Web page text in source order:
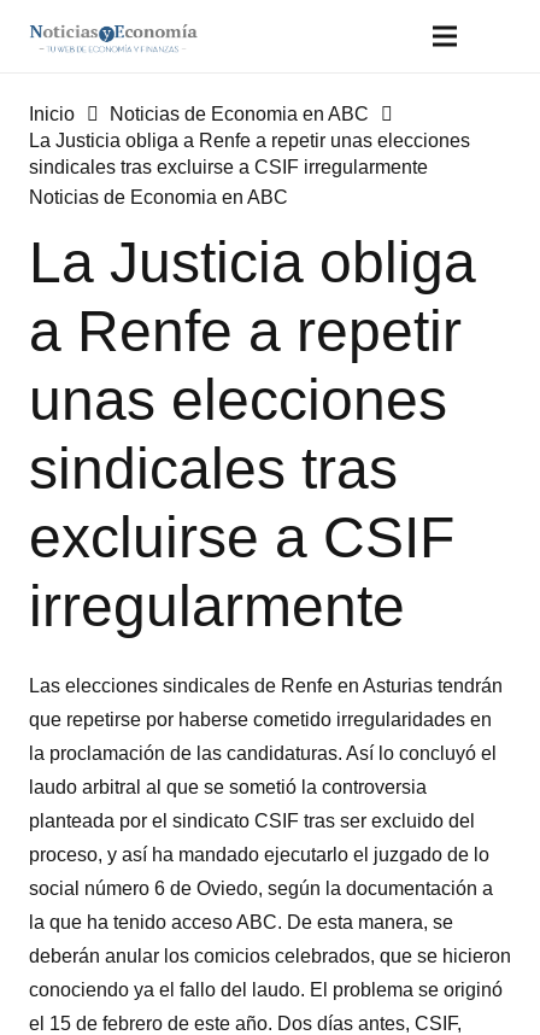
Inicio
Noticias de Economia en ABC
La Justicia obliga a Renfe a repetir unas elecciones
sindicales tras excluirse a CSIF irregularmente
Noticias de Economia en ABC
La Justicia obliga
a Renfe a repetir
unas elecciones
sindicales tras
excluirse a CSIF
irregularmente
Las elecciones sindicales de Renfe en Asturias tendrán
que repetirse por haberse cometido irregularidades en
la proclamación de las candidaturas. Así lo concluyó el
laudo arbitral al que se sometió la controversia
planteada por el sindicato CSIF tras ser excluido del
proceso, y así ha mandado ejecutarlo el juzgado de lo
social número 6 de Oviedo, según la documentación a
la que ha tenido acceso ABC. De esta manera, se
deberán anular los comicios celebrados, que se hicieron
conociendo ya el fallo del laudo. El problema se originó
el 15 de febrero de este año. Dos días antes, CSIF,